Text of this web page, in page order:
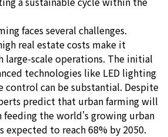
faces several challenges.
real estate costs make it
scale operations. The initial
technologies like LED lighting
control can be substantial. Despite
predict that urban farming will
feeding the world's growing urban
to reach 68% by 2050.